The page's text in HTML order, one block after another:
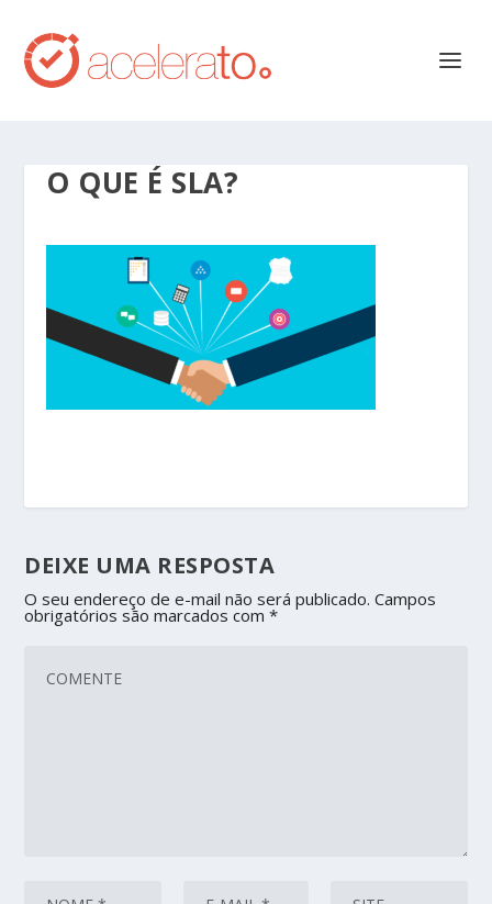
O QUE É SLA?
DEIXE UMA RESPOSTA
O seu endereço de e-mail não será publicado. Campos
obrigatórios são marcados com*